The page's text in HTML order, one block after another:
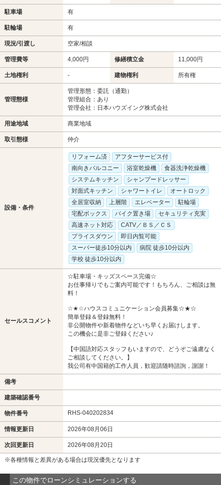
駐車場 有
駐輪場 有
現況/引渡し 空家/相談
管理費等 4,000円 修繕積立金 11,000円
土地権利 - 建物権利 所有権
管理態様
管理形態：委託（通勤）
管理組合：あり
管理会社：日本ハウズイング株式会社
用途地域 商業地域
取引態様 仲介
設備・条件
リフォーム済
アフターサービス付
南向きバルコニー
浴室乾燥機
食器洗浄乾燥機
システムキッチン
シャンプードレッサー
対面式キッチン
シャワートイレ
オートロック
全居室収納
上層階 エレベーター
駐輪場
宅配ボックス
バイク置き場
セキュリティ充実
高速ネット対応
CATV／ＢＳ／ＣＳ
プライスダウン
即日内覧可能
スーパー徒歩10分以内
病院 徒歩10分以内
学校 徒歩10分以内
セールスコメント
☆駐車場・キッズスペース完備☆
お仕事帰りでもご案内可能です！もちろん、ご相談は無
料！
☆★☆ハウスコミュニケーション会員募集☆★☆
簡単登録＆登録無料！
非公開物件や新着物件などいち早くお届けします。
この機会に是非ご登録ください♪
【中国語対応スタッフもいますので、どうぞご遠慮なく
ご相談してください。】
我公司有中国籍的工作人員，歓迎請随時諮詢，謝謝！
備考
建築確認番号
物件番号 RHS-040202834
情報更新日 2026年08月06日
次回更新日 2026年08月20日
※各種情報と差異がある場合は現況優先となります
この物件でローンシミュレーションする